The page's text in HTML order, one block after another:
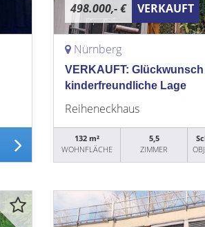
498.000,- € VERKAUFT
Nürnberg
VERKAUFT:
kinderfreundliche Lage
Reiheneckhaus
132 m²
WOHNFLÄCHE
5,5
ZIMMER